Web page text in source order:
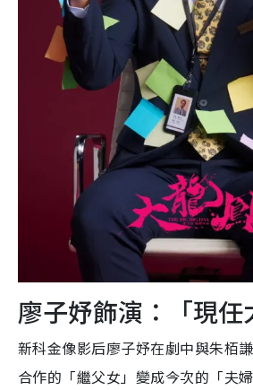
廖子妤飾演：「現任
新科金像影后廖子妤在劇中與朱栢
合作的「繼父女」變成今次的「夫